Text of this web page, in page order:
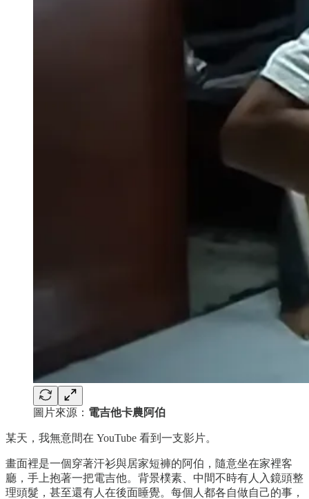
圖片來源： 電吉他卡農阿伯
某天，我無意間在 YouTube 看到一支影片。
畫面裡是一個穿著汗衫與居家短褲的阿伯，隨意坐在家裡客
廳，手上抱著一把電吉他。背景樸素、中間不時有人入鏡頭整
理頭髮，甚至還有人在後面睡覺。每個人都各自做自己的事，